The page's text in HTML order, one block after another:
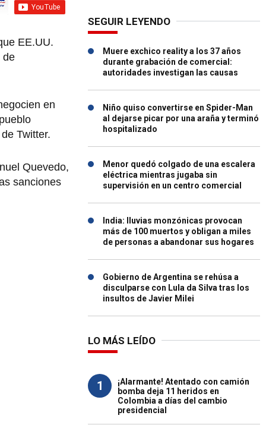
EE.UU.
de
en
Twitter.
Quevedo,
sanciones
SEGUIR LEYENDO
Muere exchico reality a los 37 años
durante grabación de comercial:
autoridades investigan las causas
Niño quiso convertirse en Spider-Man
al dejarse picar por una araña y terminó
hospitalizado
Menor quedó colgado de una escalera
eléctrica mientras jugaba sin
supervisión en un centro comercial
India: lluvias monzónicas provocan
más de 100 muertos y obligan a miles
de personas a abandonar sus hogares
Gobierno de Argentina se rehúsa a
disculparse con Lula da Silva tras los
insultos de Javier Milei
LO MÁS LEÍDO
1
¡Alarmante! Atentado con camión
bomba deja 11 heridos en
Colombia a días del cambio
presidencial